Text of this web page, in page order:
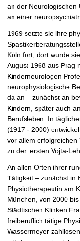
an der Neurologischen
an einer
1969 setzte sie ihre
Köln fort; dort wurde
August 1968 aus Prag
Kinderneurologen
neurophysiologische
da an – zunächst an
Kindern, später auch
Berufsleben. In
(1917 - 2000)
vor allem erfolgreichen
zu den ersten Vojta-
An allen Orten ihrer
Tätigkeit – zunächst in
Physiotherapeutin am
München, von 2000
Städtischen Klinken
freiberuflich tätige
Wassermeyer